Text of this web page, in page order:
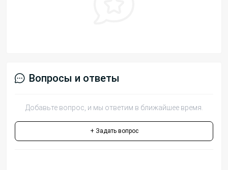
Вопросы и ответы
Добавьте вопрос, и мы ответим в ближайшее время.
+ Задать вопрос